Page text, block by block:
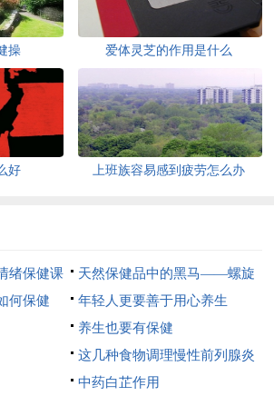
操 爱体灵芝的作用是什么
好 上班族容易感到疲劳怎么办
绪保健课
天然保健品中的黑马——螺旋
藻
何保健
年轻人更要善于用心养生
养生也要有保健
这几种食物调理慢性前列腺炎
疾病
中药白芷作用